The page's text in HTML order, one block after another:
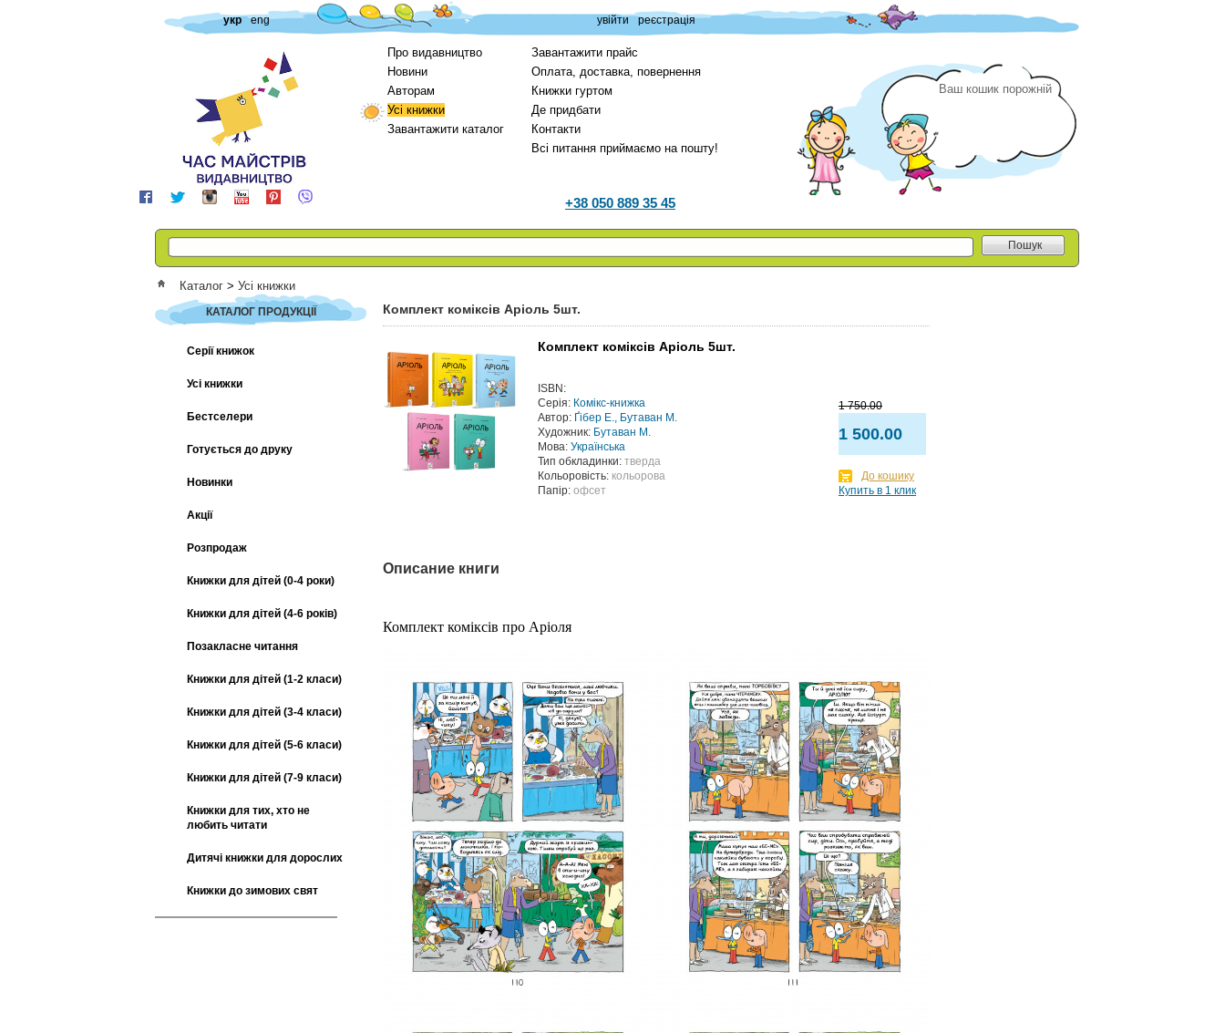
укр eng увійти реєстрація
Ваш кошик порожній
Про видавництво
Новини
Авторам
Усі книжки
Завантажити каталог
Завантажити прайс
Оплата, доставка, повернення
Книжки гуртом
Де придбати
Контакти
Всі питання приймаємо на пошту!
+38 050 889 35 45
Пошук
Каталог > Усі книжки
КАТАЛОГ ПРОДУКЦІЇ
Серії книжок
Усі книжки
Бестселери
Готується до друку
Новинки
Акції
Розпродаж
Книжки для дітей (0-4 роки)
Книжки для дітей (4-6 років)
Позакласне читання
Книжки для дітей (1-2 класи)
Книжки для дітей (3-4 класи)
Книжки для дітей (5-6 класи)
Книжки для дітей (7-9 класи)
Книжки для тих, хто не
любить читати
Дитячі книжки для дорослих
Книжки до зимових свят
Комплект коміксів Аріоль 5шт.
Комплект коміксів Аріоль 5шт.
ISBN:
Серія: Комікс-книжка
Автор: Ґібер Е., Бутаван М.
Художник: Бутаван М.
Мова: Українська
Тип обкладинки: тверда
Кольоровість: кольорова
Папір: офсет
1 750.00
1 500.00
До кошику
Купить в 1 клик
Описание книги
Комплект коміксів про Аріоля